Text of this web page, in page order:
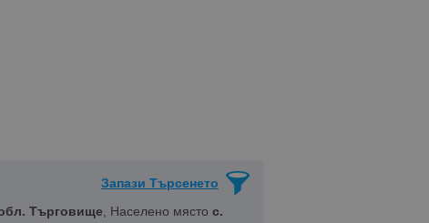
Запази Търсенето
Търговище, Населено място с.